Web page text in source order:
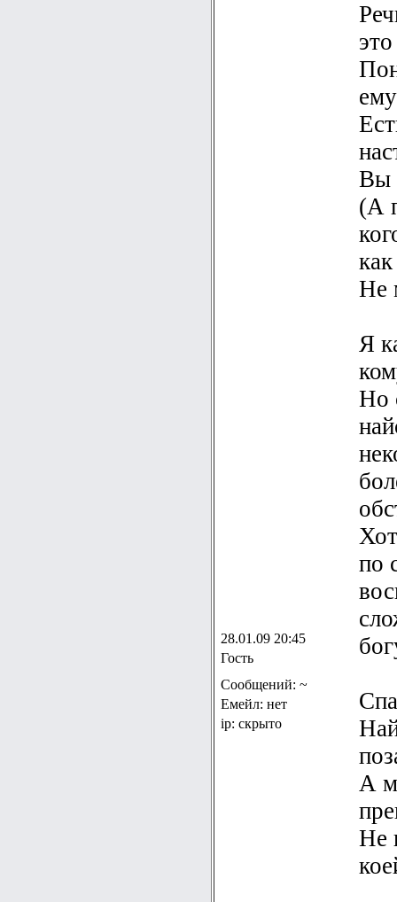
28.01.09 20:45
Гость
Сообщений: ~
Емейл: нет
ip: скрыто
Вы
(А
Не
Я
Но
по
А
Не